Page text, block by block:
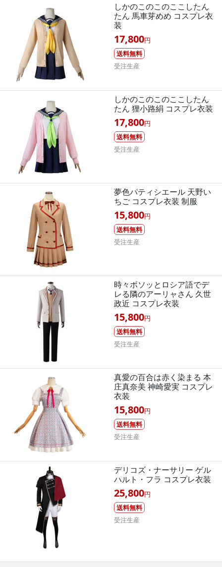
しかのこのこのここしたん
たん 馬車芽めめ コスプレ衣
装
17,800円
送料無料
受注生産
しかのこのこのここしたん
たん 狸小路絹 コスプレ衣装
17,800円
送料無料
受注生産
夢色パティシエール 天野い
ちご コスプレ衣装 制服
15,800円
送料無料
受注生産
時々ボソッとロシア語でデ
レる隣のアーリャさん 久世
政近 コスプレ衣装
15,800円
送料無料
受注生産
真愛の百合は赤く染まる 本
庄真奈美 神崎愛実 コスプレ
衣装
15,800円
送料無料
受注生産
デリコズ・ナーサリー ゲル
ハルト・フラ コスプレ衣装
25,800円
送料無料
受注生産